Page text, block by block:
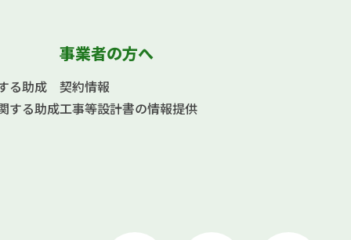
る助成
する助成
事業者の方へ
契約情報
工事等設計書の情報提供